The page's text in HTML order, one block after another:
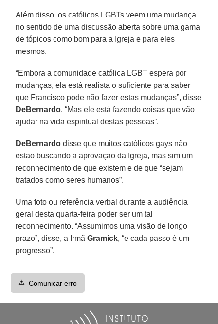
Além disso, os católicos LGBTs veem uma mudança
no sentido de uma discussão aberta sobre uma gama
de tópicos como bom para a Igreja e para eles
mesmos.
“Embora a comunidade católica LGBT espera por
mudanças, ela está realista o suficiente para saber
que Francisco pode não fazer estas mudanças”, disse
DeBernardo. “Mas ele está fazendo coisas que vão
ajudar na vida espiritual destas pessoas”.
DeBernardo disse que muitos católicos gays não
estão buscando a aprovação da Igreja, mas sim um
reconhecimento de que existem e de que “sejam
tratados como seres humanos”.
Uma foto ou referência verbal durante a audiência
geral desta quarta-feira poder ser um tal
reconhecimento. “Assumimos uma visão de longo
prazo”, disse, a IrmãGramick, “e cada passo é um
progresso”.
⚠️ Comunicar erro